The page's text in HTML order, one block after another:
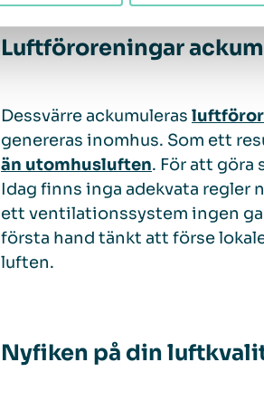
Luftföroreningar
Dessvärre ackumuleras
genereras inomhus. Som ett
än utomhusluften. För att göra
Idag finns inga adekvata regler
ett ventilationssystem ingen
första hand tänkt att förse
luften.
Nyfiken på din